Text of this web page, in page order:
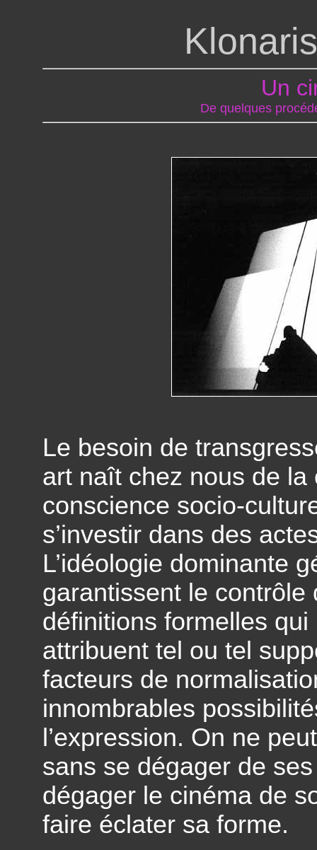
Un
De quelques
Le besoin de
art naît chez nous de la
conscience socio-
s’investir dans des
L’idéologie dominante
garantissent le contrôle
définitions formelles
attribuent tel ou tel
facteurs de
innombrables
l’expression. On ne
sans se dégager de
dégager le cinéma de
faire éclater sa forme.